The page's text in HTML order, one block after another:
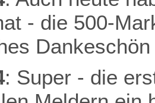
- die 500-
: Super - die